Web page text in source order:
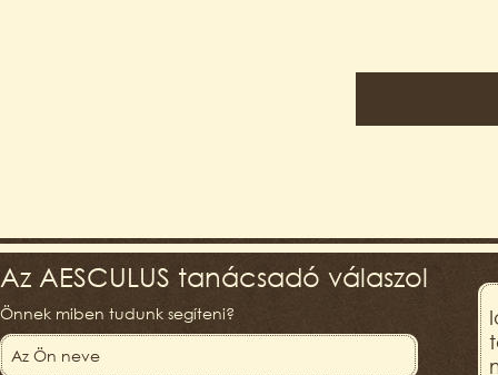
Az AESCULUS tanácsadó válaszol
Önnek miben tudunk segíteni?